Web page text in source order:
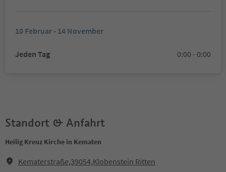
10 Februar - 14 November
Jeden Tag 0:00 - 0:00
Standort & Anfahrt
Heilig Kreuz Kirche in Kematen
Kematerstraße,39054,Klobenstein Ritten